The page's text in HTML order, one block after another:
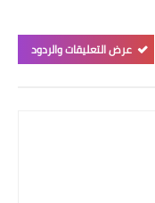
عرض التعليقات والردود